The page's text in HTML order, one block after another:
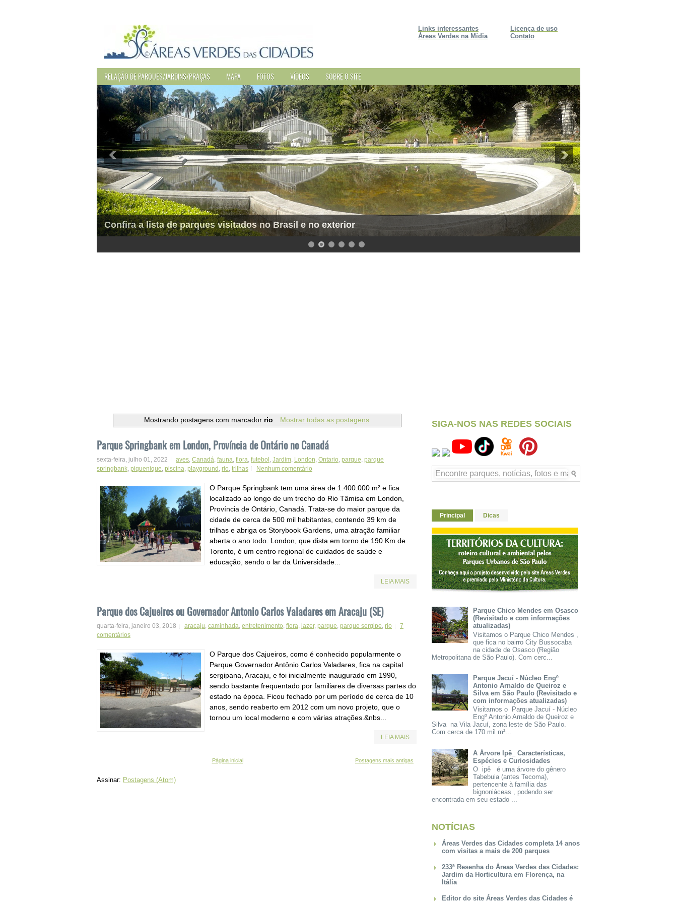
Licença de uso
Contato
Links interessantes
Áreas Verdes na Mídia
RELAÇÃO DE PARQUES/JARDINS/PRAÇAS MAPA FOTOS VÍDEOS SOBRE O SITE
Confira a lista de parques visitados no Brasil e no exterior
Mostrando postagens com marcador rio. Mostrar todas as postagens
Parque Springbank em London, Província de Ontário no Canadá
sexta-feira, julho 01, 2022 aves Canadá fauna flora futebol Jardim London Ontario parque parque
springbank piquenique piscina playground rio trilhas Nenhum comentário
O Parque Springbank tem uma área de 1.400.000 m² e fica
localizado ao longo de um trecho do Rio Tâmisa em London,
Província de Ontário, Canadá. Trata-se do maior parque da
cidade de cerca de 500 mil habitantes, contendo 39 km de
trilhas e abriga os Storybook Gardens, uma atração familiar
aberta o ano todo. London, que dista em torno de 190 Km de
Toronto, é um centro regional de cuidados de saúde e
educação, sendo o lar da Universidade...
LEIA MAIS
Parque dos Cajueiros ou Governador Antonio Carlos Valadares em Aracaju (SE)
quarta-feira, janeiro 03, 2018 aracaju caminhada entretenimento flora lazer, parque parque sergipe rio
7
comentários
O Parque dos Cajueiros, como é conhecido popularmente o
Parque Governador Antônio Carlos Valadares, fica na capital
sergipana, Aracaju, e foi inicialmente inaugurado em 1990,
sendo bastante frequentado por familiares de diversas partes do
estado na época. Ficou fechado por um período de cerca de 10
anos, sendo reaberto em 2012 com um novo projeto, que o
tornou um local moderno e com várias atrações.&nbs...
LEIA MAIS
Postagens mais antigas
Página inicial
Assinar: Postagens (Atom)
SIGA-NOS NAS REDES SOCIAIS
Principal Dicas
Parque Chico Mendes em Osasco
(Revisitado e com informações
atualizadas)
Visitamos o Parque Chico Mendes ,
que fica no bairro City Bussocaba
na cidade de Osasco (Região
Metropolitana de São Paulo). Com cerc...
Parque Jacuí - Núcleo Engº
Antonio Arnaldo de Queiroz e
Silva em São Paulo (Revisitado e
com informações atualizadas)
Visitamos o Parque Jacuí - Núcleo
Engº Antonio Arnaldo de Queiroz e
Silva na Vila Jacuí, zona leste de São Paulo.
Com cerca de 170 mil m²...
A Árvore Ipê_ Características,
Espécies e Curiosidades
O ipê é uma árvore do gênero
Tabebuia (antes Tecoma),
pertencente à família das
bignoniáceas , podendo ser
encontrada em seu estado ...
NOTÍCIAS
Áreas Verdes das Cidades completa 14 anos
com visitas a mais de 200 parques
233ª Resenha do Áreas Verdes das Cidades:
Jardim da Horticultura em Florença, na
Itália
Editor do site Áreas Verdes das Cidades é